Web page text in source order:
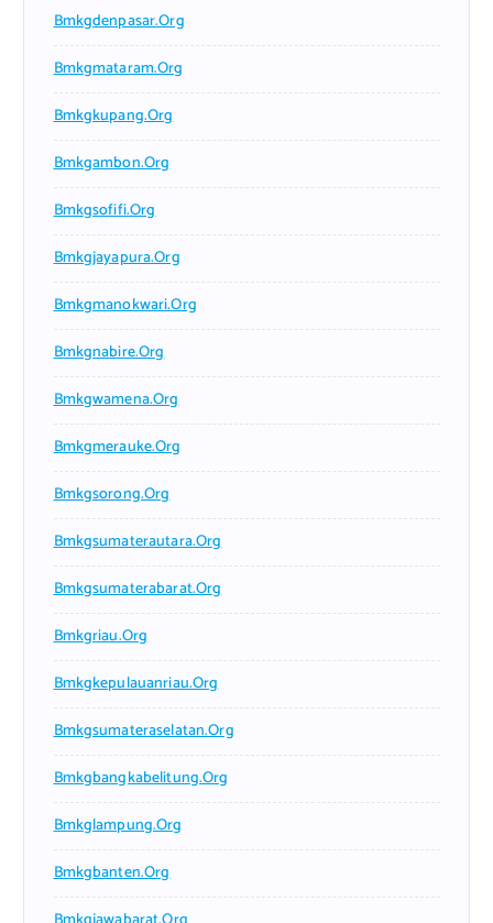
Bmkgdenpasar.org
Bmkgmataram.org
Bmkgkupang.org
Bmkgambon.org
Bmkgsofifi.org
Bmkgjayapura.org
Bmkgmanokwari.org
Bmkgnabire.org
Bmkgwamena.org
Bmkgmerauke.org
Bmkgsorong.org
Bmkgsumaterautara.org
Bmkgsumaterabarat.org
Bmkgriau.org
Bmkgkepulauanriau.org
Bmkgsumateraselatan.org
Bmkgbangkabelitung.org
Bmkglampung.org
Bmkgbanten.org